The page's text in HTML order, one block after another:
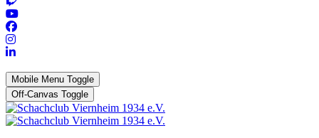
Mobile Menu Toggle
Off-Canvas Toggle